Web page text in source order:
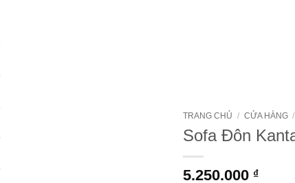
TRANG CHỦ / CỬA HÀNG /
Sofa Đôn
5.250.000 ₫